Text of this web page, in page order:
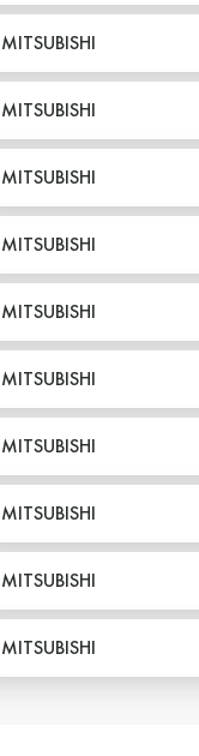
MITSUBISHI
MITSUBISHI
MITSUBISHI
MITSUBISHI
MITSUBISHI
MITSUBISHI
MITSUBISHI
MITSUBISHI
MITSUBISHI
MITSUBISHI